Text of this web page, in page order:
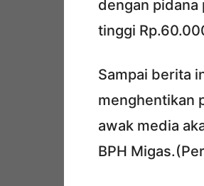
dengan pidana
tinggi
Sampai berita
menghentikan
awak media
BPH